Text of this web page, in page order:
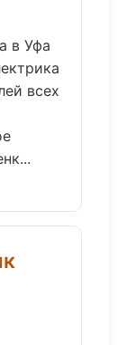
в Уфа
всех